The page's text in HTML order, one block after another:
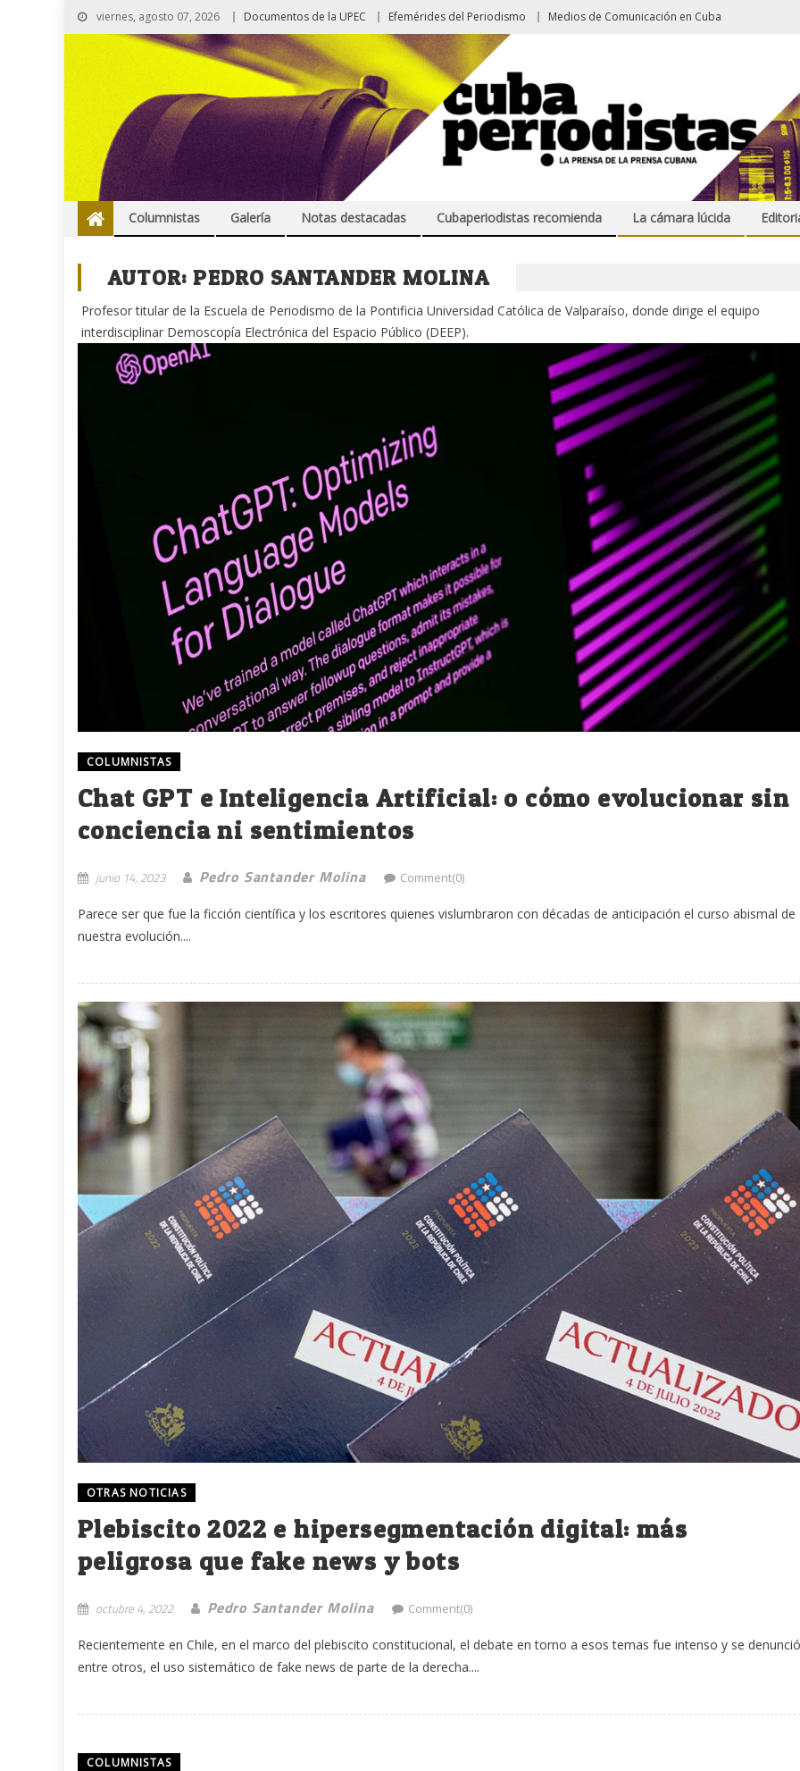
viernes, agosto 07, 2026 Documentos de la UPEC Efemérides del Periodismo Medios de Comunicación en Cuba
Columnistas Galería Notas destacadas Cubaperiodistas recomienda La cámara lúcida
AUTOR:PEDRO SANTANDER MOLINA
Profesor titular de la Escuela de Periodismo de la Pontificia Universidad Católica de Valparaíso, donde dirige el equipo
interdisciplinar Demoscopía Electrónica del Espacio Público (DEEP).
COLUMNISTAS
Chat GPT e Inteligencia Artificial: o cómo evolucionar sin
conciencia ni sentimientos
junio 14, 2023 Pedro Santander Molina Comment(0)
Parece ser que fue la ficción científica y los escritores quienes vislumbraron con décadas de anticipación el curso abismal de
nuestra evolución....
OTRAS NOTICIAS
Plebiscito 2022 e hipersegmentación digital: más
peligrosa que fake news y bots
octubre 4, 2022 Pedro Santander Molina Comment(0)
Recientemente en Chile, en el marco del plebiscito constitucional, el debate en torno a esos temas fue intenso y se
entre otros, el uso sistemático de fake news de parte de la derecha....
COLUMNISTAS